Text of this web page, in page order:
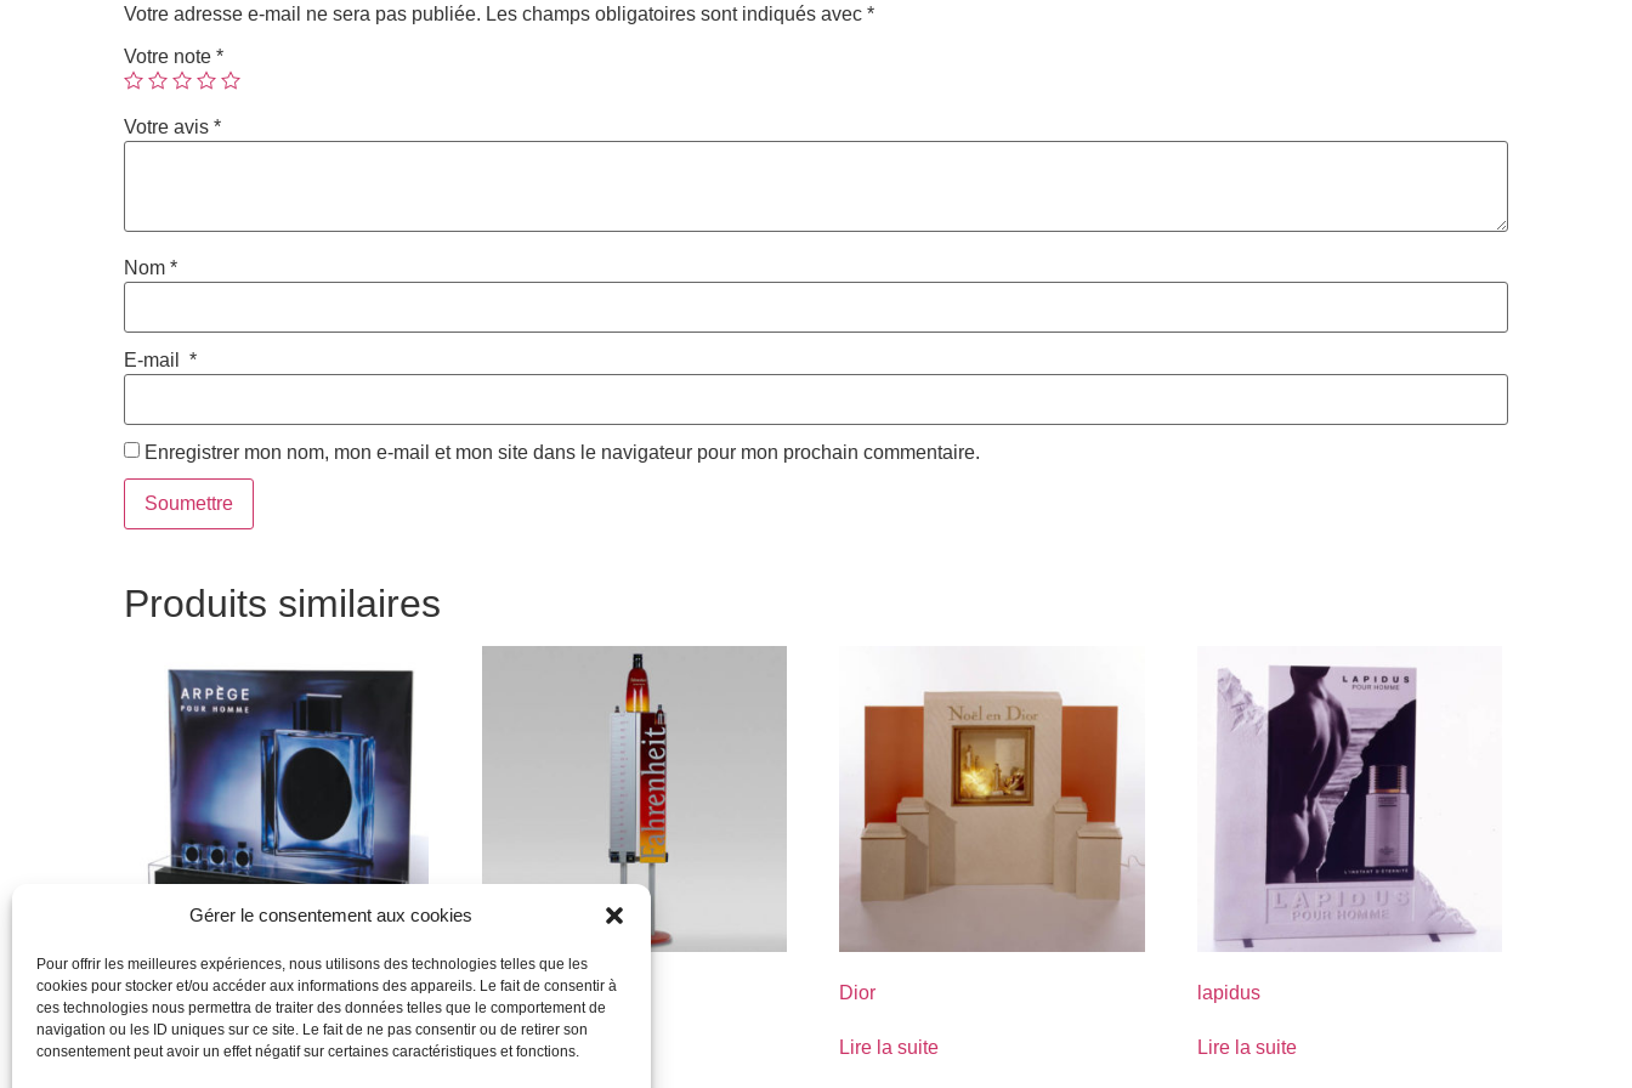
Gérer le consentement aux cookies
Pour offrir les meilleures expériences, nous utilisons des technologies telles que les
cookies pour stocker et/ou accéder aux informations des appareils. Le fait de consentir à
ces technologies nous permettra de traiter des données telles que le comportement de
navigation ou les ID uniques sur ce site. Le fait de ne pas consentir ou de retirer son
consentement peut avoir un effet négatif sur certaines caractéristiques et fonctions.
Votre adresse e-mail ne sera pas publiée. Les champs obligatoires sont indiqués avec *
Votre note *
Votre avis *
Nom *
E-mail *
Enregistrer mon nom, mon e-mail et mon site dans le navigateur pour mon prochain commentaire.
Produits similaires
Lanvin
Lire la suite
Dior
Lire la suite
Dior
Lire la suite
lapidus
Lire la suite